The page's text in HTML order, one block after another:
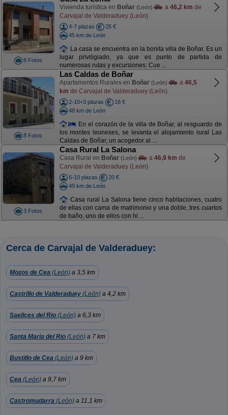
8 Fotos
Vivienda turística en Boñar (León) a 46,2 km de
Carvajal de Valderaduey (León)
4-7 plazas
25 €
45 km de León
La casa se encuentra en la bonita villa de Boñar. Es un
lugar priviligiado, ya que es punto de partida de
numerosas rutas y excursiones: Cue ...
8 Fotos
Las Caldas de Boñar
Apartamentos Rurales en Boñar (León) a 46,5
km de Carvajal de Valderaduey (León)
2-10+3 plazas
18 €
48 km de León
En el corazón de la villa de Boñar, al resguardo de
los montes leoneses, se levanta el alojamiento rural Las
Caldas de Boñar, un acogedor al ...
3 Fotos
Casa Rural La Salona
Casa Rural en Boñar (León) a 46,9 km de
Carvajal de Valderaduey (León)
6-10 plazas
20 €
49 km de León
Casa rural La Salona tiene cinco habitaciones, cuatro
de ellas con cama de matrimonio y una doble, tres cuartos
de baño, uno de ellos con hi ...
Cerca de Carvajal de Valderaduey:
Mozos de Cea (León) a 3,5 km
Castrillo de Valderaduey (León) a 4,2 km
Saelices del Rio (León) a 6,3 km
Santa Maria del Rio (León) a 7 km
Bustillo de Cea (León) a 9 km
Cea (León) a 9,7 km
Castromudarra (León) a 11,1 km